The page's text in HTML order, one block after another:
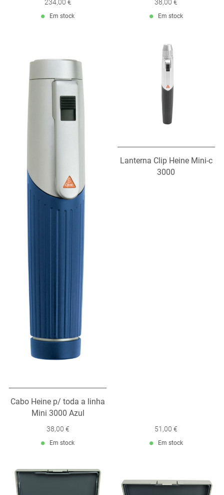
234,00 €
Em stock
38,00 €
Em stock
Cabo Heine p/ toda a linha
Mini 3000 Azul
38,00 €
Em stock
Lanterna Clip Heine Mini-c
3000
51,00 €
Em stock